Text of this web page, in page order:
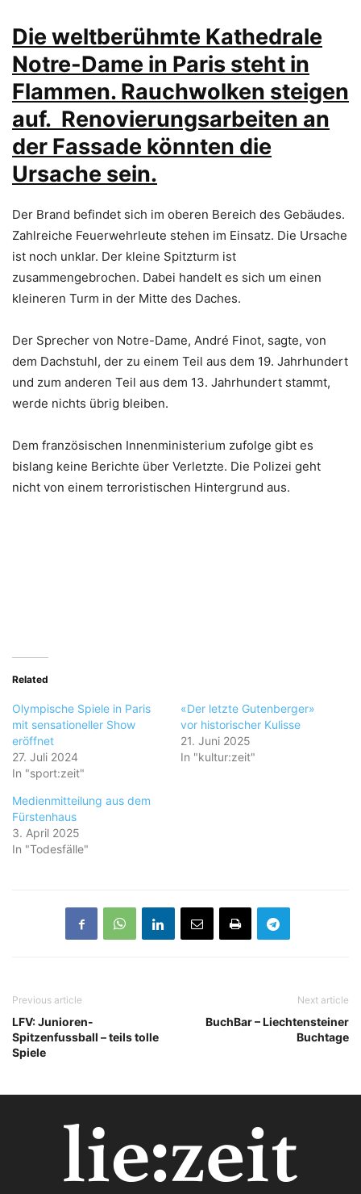
Die weltberühmte Kathedrale
Notre-Dame in Paris steht in
Flammen. Rauchwolken steigen
auf. Renovierungsarbeiten an
der Fassade könnten die
Ursache sein.
Der Brand befindet sich im oberen Bereich des Gebäudes.
Zahlreiche Feuerwehrleute stehen im Einsatz. Die Ursache
ist noch unklar. Der kleine Spitzturm ist
zusammengebrochen. Dabei handelt es sich um einen
kleineren Turm in der Mitte des Daches.
Der Sprecher von Notre-Dame, André Finot, sagte, von
dem Dachstuhl, der zu einem Teil aus dem 19. Jahrhundert
und zum anderen Teil aus dem 13. Jahrhundert stammt,
werde nichts übrig bleiben.
Dem französischen Innenministerium zufolge gibt es
bislang keine Berichte über Verletzte. Die Polizei geht
nicht von einem terroristischen Hintergrund aus.
Related
Olympische Spiele in Paris
mit sensationeller Show
eröffnet
27. Juli 2024
In "sport:zeit"
«Der letzte Gutenberger»
vor historischer Kulisse
21. Juni 2025
In "kultur:zeit"
Medienmitteilung aus dem
Fürstenhaus
3. April 2025
In "Todesfälle"
Previous article
LFV: Junioren-
Spitzenfussball – teils tolle
Spiele
Next article
BuchBar – Liechtensteiner
Buchtage